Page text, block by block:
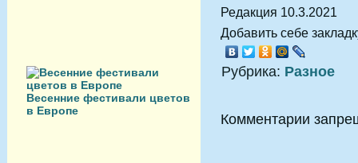
Весенние фестивали цветов
в Европе
Редакция 10.3.2021
Добавить себе
Рубрика: Разное
Комментарии